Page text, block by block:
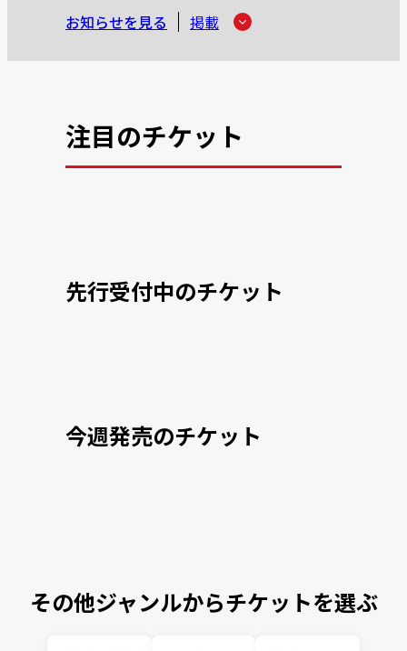
お知らせを見る 掲載
注目のチケット
先行受付中のチケット
今週発売のチケット
その他ジャンルからチケットを選ぶ